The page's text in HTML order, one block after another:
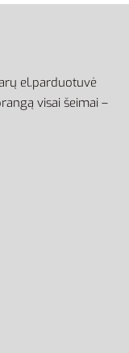
el.parduotuvė
visai šeimai –